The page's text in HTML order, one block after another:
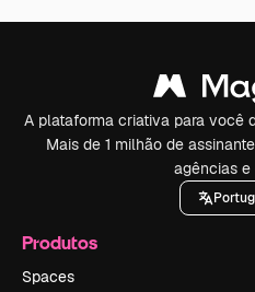
A plataforma criativa para você
Mais de 1 milhão de
agências e
Produtos
Spaces